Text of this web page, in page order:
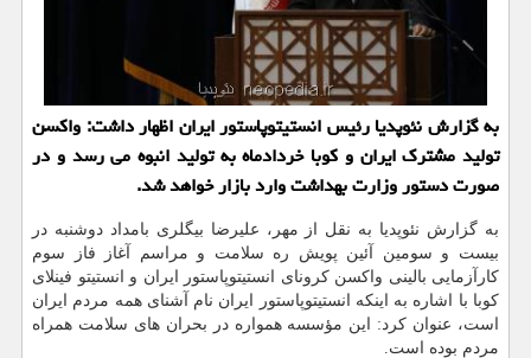
به گزارش نئوپدیا رئیس انستیتوپاستور ایران اظهار داشت: واکسن
تولید مشترک ایران و کوبا خردادماه به تولید انبوه می رسد و در
صورت دستور وزارت بهداشت وارد بازار خواهد شد.
به گزارش نئوپدیا به نقل از مهر، علیرضا بیگلری بامداد دوشنبه در
بیست و سومین آئین پویش ره سلامت و مراسم آغاز فاز سوم
کارآزمایی بالینی واکسن کرونای انستیتوپاستور ایران و انستیتو فینلای
کوبا با اشاره به اینکه انستیتوپاستور ایران نام آشنای همه مردم ایران
است، عنوان کرد: این مؤسسه همواره در بحران های سلامت همراه
مردم بوده است.